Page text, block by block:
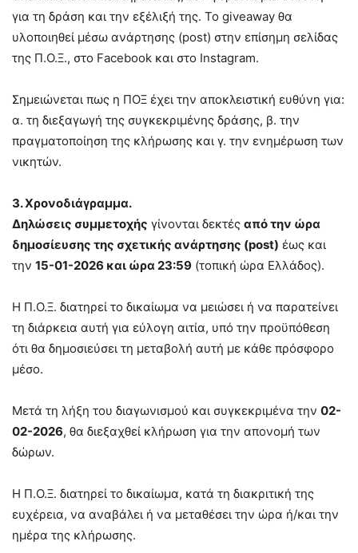
για τη δράση και την εξέλιξή της. Το giveaway θα
υλοποιηθεί μέσω ανάρτησης (post) στην επίσημη σελίδας
της Π.Ο.Ξ., στο Facebook και στο Instagram.
Σημειώνεται πως η ΠΟΞ έχει την αποκλειστική ευθύνη για:
α. τη διεξαγωγή της συγκεκριμένης δράσης, β. την
πραγματοποίηση της κλήρωσης και γ. την ενημέρωση των
νικητών.
3. Χρονοδιάγραμμα.
Δηλώσεις συμμετοχής γίνονται δεκτές από την ώρα
δημοσίευσης της σχετικής ανάρτησης (post) έως και
την 15-01-2026 και ώρα 23:59 (τοπική ώρα Ελλάδος).
Η Π.Ο.Ξ. διατηρεί το δικαίωμα να μειώσει ή να παρατείνει
τη διάρκεια αυτή για εύλογη αιτία, υπό την προϋπόθεση
ότι θα δημοσιεύσει τη μεταβολή αυτή με κάθε πρόσφορο
μέσο.
Μετά τη λήξη του διαγωνισμού και συγκεκριμένα την 02-
02-2026, θα διεξαχθεί κλήρωση για την απονομή των
δώρων.
Η Π.Ο.Ξ. διατηρεί το δικαίωμα, κατά τη διακριτική της
ευχέρεια, να αναβάλει ή να μεταθέσει την ώρα ή/και την
ημέρα της κλήρωσης.